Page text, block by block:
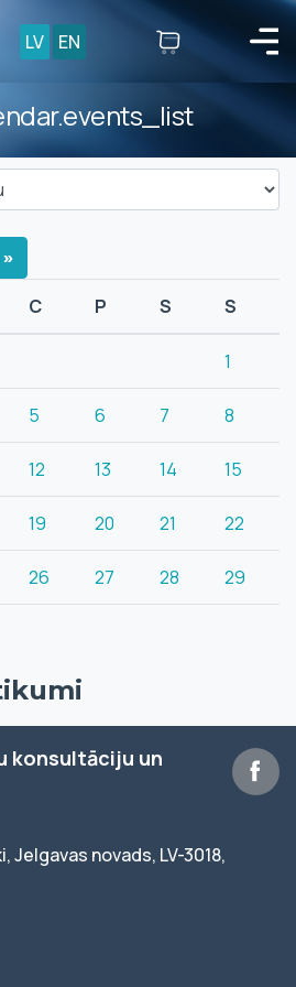
LV EN
»
C P S S
1
5 6 7 8
12 13 14 15
19 20 21 22
26 27 28 29
konsultāciju un
Jelgavas novads, LV-3018,